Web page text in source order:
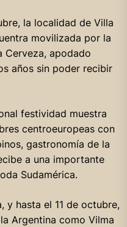
la localidad de Villa
movilizada por la
Cerveza, apodado
años sin poder recibir
festividad muestra
centroeuropeas con
gastronomía de la
a una importante
Sudamérica.
y hasta el 11 de octubre,
Argentina como Vilma